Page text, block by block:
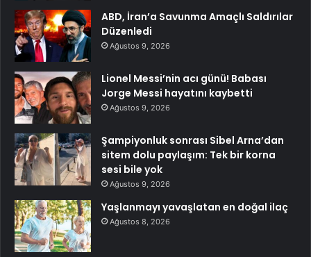
ABD, İran’a Savunma Amaçlı Saldırılar
Düzenledi
Ağustos 9, 2026
Lionel Messi’nin acı günü! Babası
Jorge Messi hayatını kaybetti
Ağustos 9, 2026
Şampiyonluk sonrası Sibel Arna’dan
sitem dolu paylaşım: Tek bir korna
sesi bile yok
Ağustos 9, 2026
Yaşlanmayı yavaşlatan en doğal ilaç
Ağustos 8, 2026